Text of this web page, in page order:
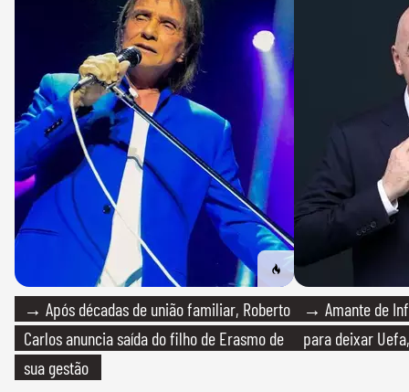
→ Após décadas de união familiar, Roberto
Carlos anuncia saída do filho de Erasmo de
sua gestão
→ Amante de
para deixar